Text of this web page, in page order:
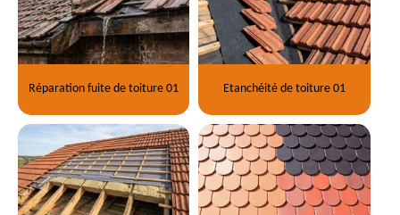
Réparation fuite de toiture 01 Etanchéité de toiture 01